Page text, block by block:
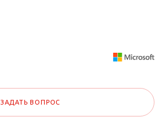
ЗАДАТЬ ВОПРОС